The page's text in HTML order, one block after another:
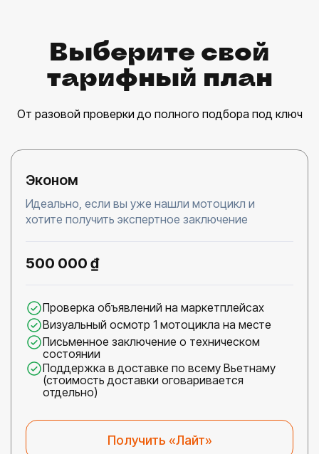
Выберите свой
тарифный план
От разовой проверки до полного подбора под ключ
Эконом
Идеально, если вы уже нашли мотоцикл и
хотите получить экспертное заключение
500 000 ₫
Проверка объявлений на маркетплейсах
Визуальный осмотр 1 мотоцикла на месте
Письменное заключение о техническом
состоянии
Поддержка в доставке по всему Вьетнаму
(стоимость доставки оговаривается
отдельно)
Получить «Лайт»